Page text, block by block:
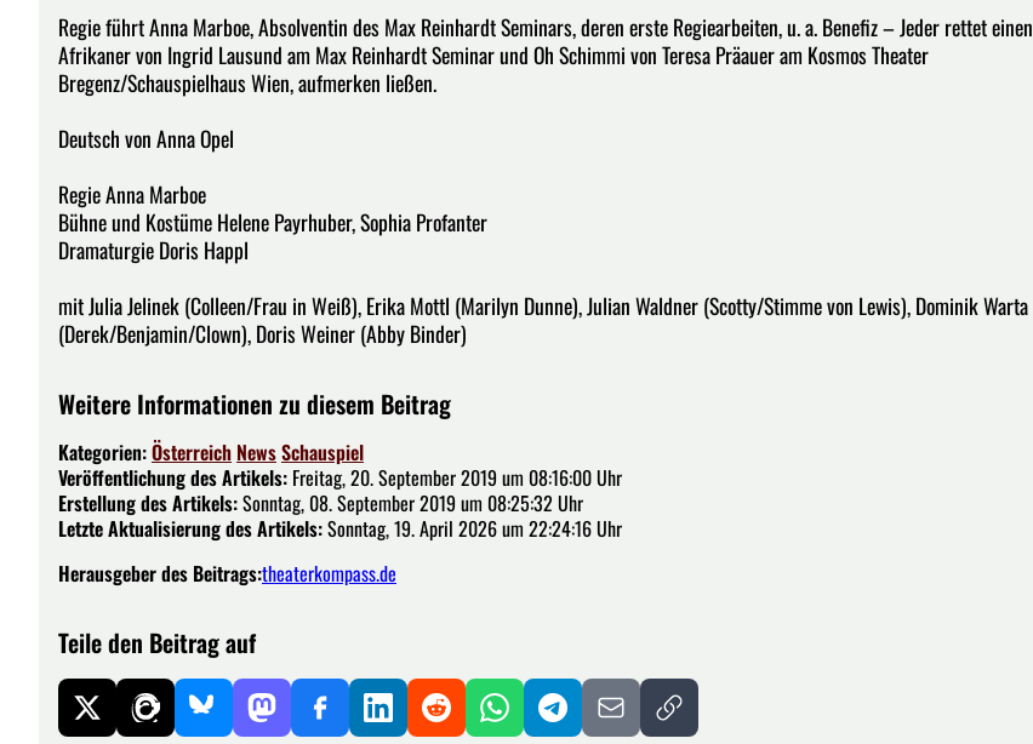
Regie führt Anna Marboe, Absolventin des Max Reinhardt Seminars, deren erste Regiearbeiten, u. a. Benefiz – Jeder rettet einen
Afrikaner von Ingrid Lausund am Max Reinhardt Seminar und Oh Schimmi von Teresa Präauer am Kosmos Theater
Bregenz/Schauspielhaus Wien, aufmerken ließen.
Deutsch von Anna Opel
Regie Anna Marboe
Bühne und Kostüme Helene Payrhuber, Sophia Profanter
Dramaturgie Doris Happl
mit Julia Jelinek (Colleen/Frau in Weiß), Erika Mottl (Marilyn Dunne), Julian Waldner (Scotty/Stimme von Lewis), Dominik Warta
(Derek/Benjamin/Clown), Doris Weiner (Abby Binder)
Weitere Informationen zu diesem Beitrag
Kategorien:Österreich NewsSchauspiel
Veröffentlichung des Artikels: Freitag, 20. September 2019 um 08:16:00 Uhr
Erstellung des Artikels:Sonntag, 08. September 2019 um 08:25:32 Uhr
Letzte Aktualisierung des Artikels:Sonntag, 19. April 2026 um 22:24:16 Uhr
Herausgeber des Beitrags:theaterkompass.de
Teile den Beitrag auf